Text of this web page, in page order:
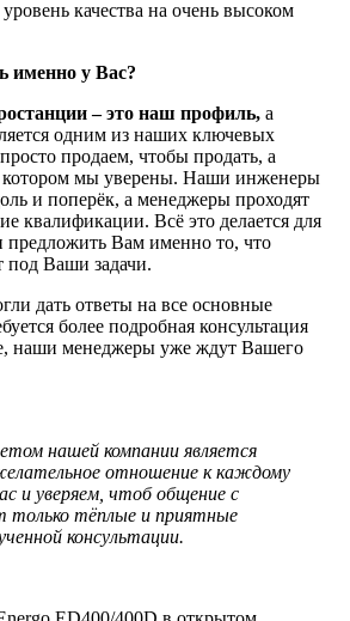
уровень качества на очень высоком
именно у Вас?
– это наш профиль, а
одним из наших ключевых
продаем, чтобы продать, а
котором мы уверены. Наши инженеры
и поперёк, а менеджеры проходят
квалификации. Всё это делается для
предложить Вам именно то, что
под Ваши задачи.
дать ответы на все основные
более подробная консультация
наши менеджеры уже ждут Вашего
нашей компании является
отношение к каждому
и уверяем, чтоб общение с
только тёплые и приятные
консультации.